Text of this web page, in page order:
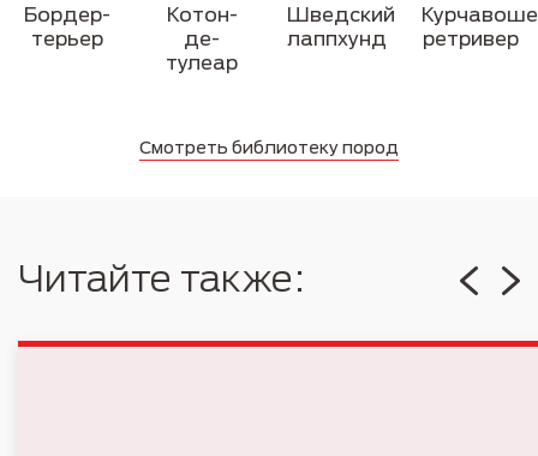
Бордер-
терьер
Котон-
де-
тулеар
Шведский
лаппхунд
ретривер
Смотреть библиотеку пород
Читайте также: